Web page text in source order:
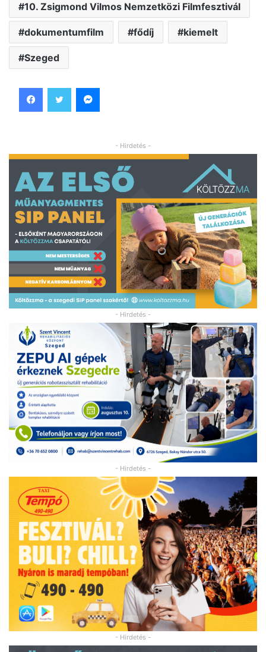
10. Zsigmond Vilmos Nemzetközi Filmfesztivál
dokumentumfilm fődíj kiemelt
Szeged
- Hirdetés -
- Hirdetés -
- Hirdetés -
- Hirdetés -